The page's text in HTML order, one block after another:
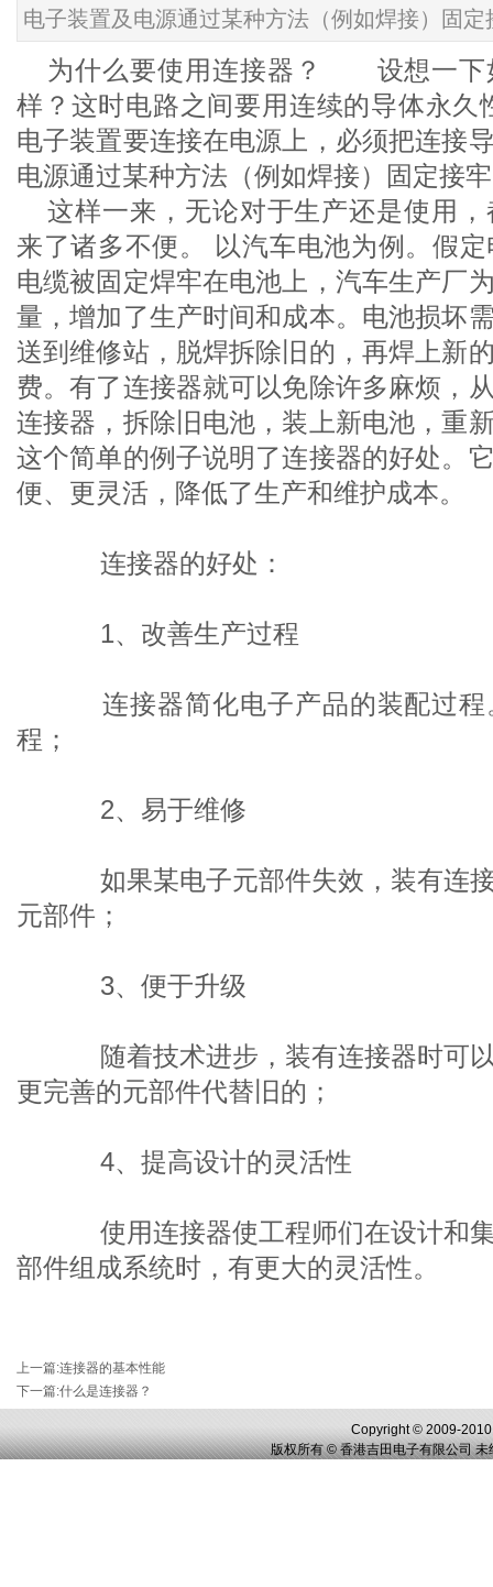
电子装置及电源通过某种方法（例如焊接）固定
为什么要使用连接器？ 设想一下
样？这时电路之间要用连续的导体永久
电子装置要连接在电源上，必须把连接
电源通过某种方法（例如焊接）固定接
这样一来，无论对于生产还是使用，
来了诸多不便。 以汽车电池为例。假定
电缆被固定焊牢在电池上，汽车生产厂
量，增加了生产时间和成本。电池损坏
送到维修站，脱焊拆除旧的，再焊上新
费。有了连接器就可以免除许多麻烦，
连接器，拆除旧电池，装上新电池，重
这个简单的例子说明了连接器的好处。
便、更灵活，降低了生产和维护成本。
连接器的好处：
1、改善生产过程
连接器简化电子产品的装配过程
程；
2、易于维修
如果某电子元部件失效，装有连接
元部件；
3、便于升级
随着技术进步，装有连接器时可以
更完善的元部件代替旧的；
4、提高设计的灵活性
使用连接器使工程师们在设计和集
部件组成系统时，有更大的灵活性。
上一篇:连接器的基本性能
下一篇:什么是连接器？
Copyright © 2009-
版权所有 © 香港吉田电子有限公司